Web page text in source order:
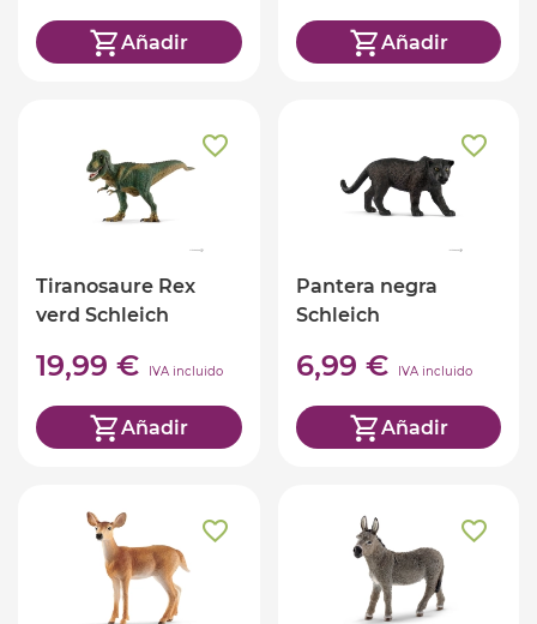
Añadir Añadir
Tiranosaure Rex
verd Schleich
19,99 € IVA incluido
Añadir
Pantera negra
Schleich
6,99 € IVA incluido
Añadir